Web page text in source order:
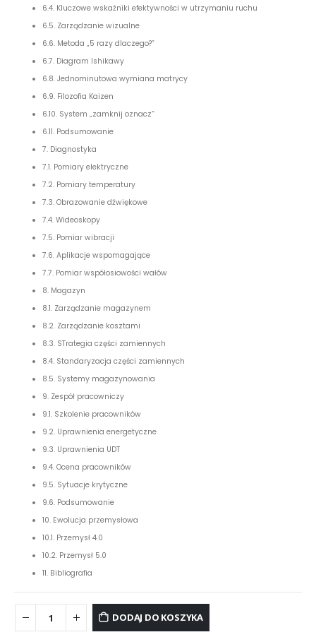
6.4. Kluczowe wskaźniki efektywności w utrzymaniu ruchu
6.5. Zarządzanie wizualne
6.6. Metoda „5 razy dlaczego?”
6.7. Diagram Ishikawy
6.8. Jednominutowa wymiana matrycy
6.9. Filozofia Kaizen
6.10. System „zamknij oznacz”
6.11. Podsumowanie
7. Diagnostyka
7.1. Pomiary elektryczne
7.2. Pomiary temperatury
7.3. Obrazowanie dźwiękowe
7.4. Wideoskopy
7.5. Pomiar wibracji
7.6. Aplikacje wspomagające
7.7. Pomiar współosiowości wałów
8. Magazyn
8.1. Zarządzanie magazynem
8.2. Zarządzanie kosztami
8.3. STrategia części zamiennych
8.4. Standaryzacja części zamiennych
8.5. Systemy magazynowania
9. Zespół pracowniczy
9.1. Szkolenie pracowników
9.2. Uprawnienia energetyczne
9.3. Uprawnienia UDT
9.4. Ocena pracowników
9.5. Sytuacje krytyczne
9.6. Podsumowanie
10. Ewolucja przemysłowa
10.1. Przemysł 4.0
10.2. Przemysł 5.0
11. Bibliografia
DODAJ DO KOSZYKA